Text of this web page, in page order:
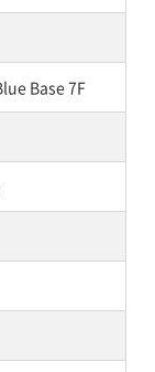
Base 7F